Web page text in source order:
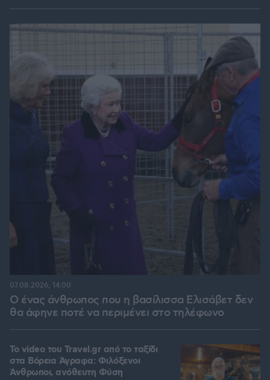
Ο ένας άνθρωπος που η βασίλισσα Ελισάβετ δεν
θα άφηνε ποτέ να περιμένει στο τηλέφωνο
07.08.2026, 14:00
To video του Travel.gr από το ταξίδι
στα Βόρεια Άγραφα: Φιλόξενοι
Άνθρωποι, ανόθευτη Φύση